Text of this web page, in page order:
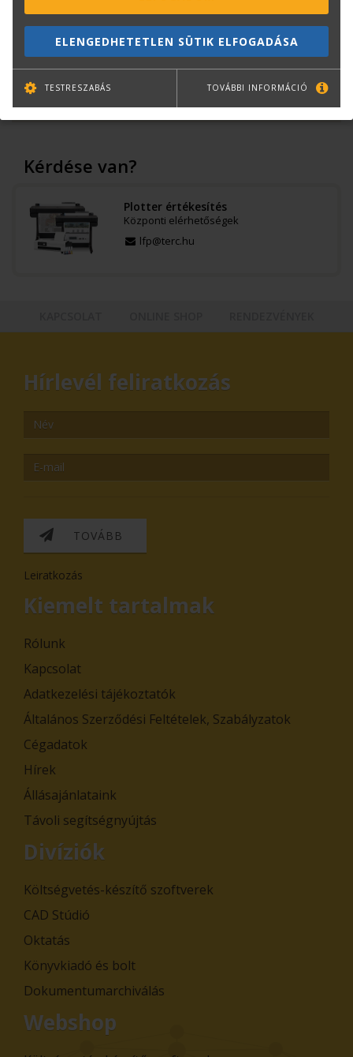
Termékinfó
Kategóriák
Grafikai és fotópapírok
170 grammos, fényes
Cikkszám:
Kérdése van?
Plotter értékesítés
Központi elérhetőségek
lfp@terc.hu
Hírlevél feliratkozás
TOVÁBB
Leiratkozás
Kiemelt tartalmak
Rólunk
Kapcsolat
Adatkezelési tájékoztatók
Általános Szerződési Feltételek, Szabályzatok
Cégadatok
Hírek
Állásajánlataink
Távoli segítségnyújtás
Divíziók
Költségvetés-készítő szoftverek
CAD Stúdió
Oktatás
Könyvkiadó és bolt
Dokumentumarchiválás
Webshop
ELENGEDHETETLEN SÜTIK ELFOGADÁSA
TESTRESZABÁS TOVÁBBI INFORMÁCIÓ